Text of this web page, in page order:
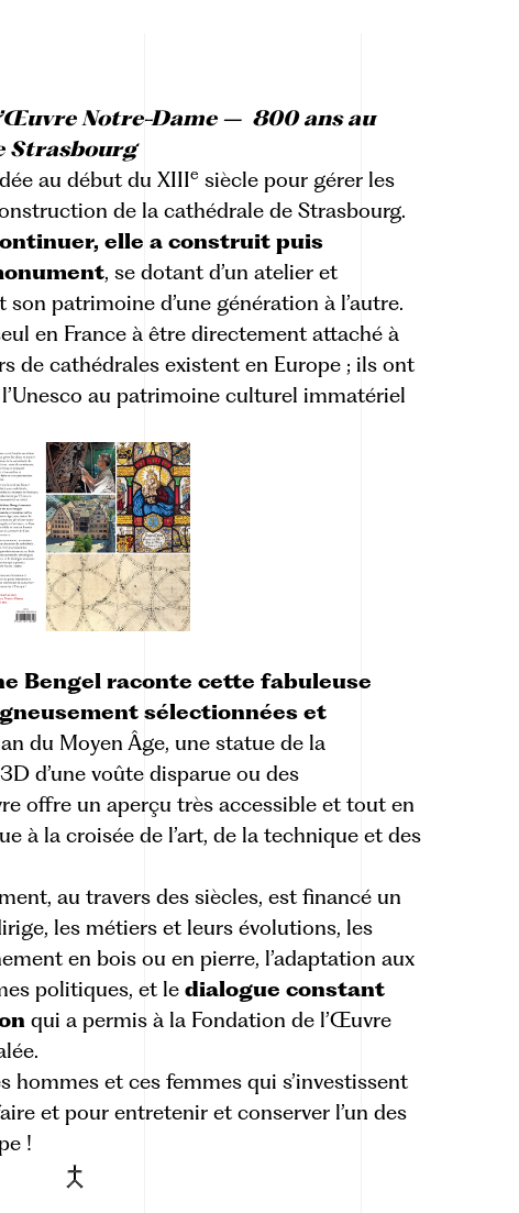
Notre-Dame – 800 ans au
Strasbourg
au début du XIIIe siècle pour gérer les
de la cathédrale de Strasbourg.
elle a construit puis
, se dotant d’un atelier et
patrimoine d’une génération à l’autre.
en France à être directement attaché à
de cathédrales existent en Europe ; ils ont
au patrimoine culturel immatériel
Bengel raconte cette fabuleuse
sélectionnées et
du Moyen Âge, une statue de la
d’une voûte disparue ou des
offre un aperçu très accessible et tout en
à la croisée de l’art, de la technique et des
au travers des siècles, est financé un
les métiers et leurs évolutions, les
en bois ou en pierre, l’adaptation aux
politiques, et le dialogue constant
qui a permis à la Fondation de l’Œuvre
hommes et ces femmes qui s’investissent
et pour entretenir et conserver l’un des
!